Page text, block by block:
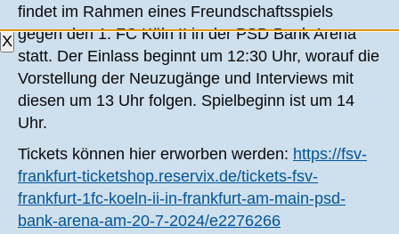
findet im Rahmen eines Freundschaftsspiels
gegen den 1. FC Köln II in der PSD Bank Arena
statt. Der Einlass beginnt um 12:30 Uhr, worauf die
Vorstellung der Neuzugänge und Interviews mit
diesen um 13 Uhr folgen. Spielbeginn ist um 14
Uhr.
Tickets können hier erworben werden: https://fsv-
frankfurt-ticketshop.reservix.de/tickets-fsv-
frankfurt-1fc-koeln-ii-in-frankfurt-am-main-psd-
bank-arena-am-20-7-2024/e2276266
X